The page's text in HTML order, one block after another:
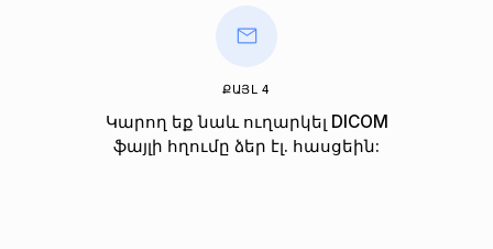
ՔԱՅԼ 4
Կարող եք նաև ուղարկել DICOM
ֆայլի հղումը ձեր էլ. հասցեին: